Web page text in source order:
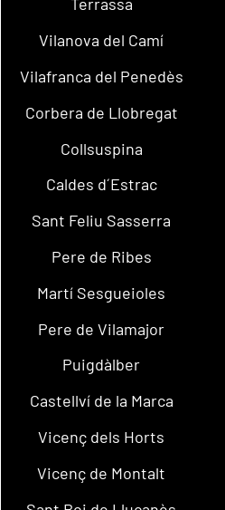
Vilanova del Camí
Vilafranca del Penedès
Corbera de Llobregat
Collsuspina
Caldes d´Estrac
Sant Feliu Sasserra
Pere de Ribes
Martí Sesgueioles
Pere de Vilamajor
Puigdàlber
Castellví de la Marca
Vicenç dels Horts
Vicenç de Montalt